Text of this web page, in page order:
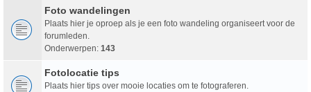
Foto wandelingen
Plaats hier je oproep als je een foto wandeling organiseert voor de
forumleden.
Onderwerpen: 143
Fotolocatie tips
Plaats hier tips over mooie locaties om te fotograferen.